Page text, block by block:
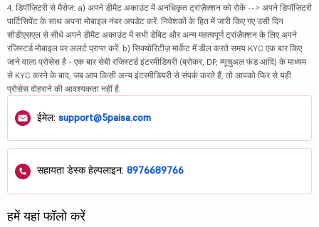
4. डिपॉज़िटरी से मैसेज: a) अपने डीमैट अकाउंट में अनधिकृत ट्रांज़ैक्शन को रोकें --> अपने डिपॉज़िटरी
पार्टिसिपेंट के साथ अपना मोबाइल नंबर अपडेट करें. निवेशकों के हित में जारी किए गए उसी दिन
सीडीएसएल से सीधे अपने डीमैट अकाउंट में सभी डेबिट और अन्य महत्वपूर्ण ट्रांज़ैक्शन के लिए अपने
रजिस्टर्ड मोबाइल पर अलर्ट प्राप्त करें. b) सिक्योरिटीज़ मार्केट में डील करते समय KYC एक बार किए
जाने वाला प्रोसेस है - एक बार सेबी रजिस्टर्ड इंटरमीडियरी (ब्रोकर, DP, म्यूचुअल फंड आदि) के माध्यम
से KYC करने के बाद, जब आप किसी अन्य इंटरमीडियरी से संपर्क करते हैं, तो आपको फिर से यही
प्रोसेस दोहराने की आवश्यकता नहीं है.
ईमेल: support@5paisa.com
सहायता डेस्क हेल्पलाइन: 8976689766
हमें यहां फॉलो करें